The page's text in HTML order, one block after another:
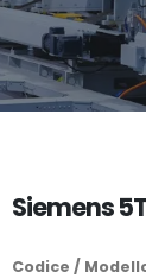
Siemens
Codice /